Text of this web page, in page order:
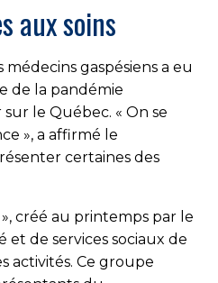
aux soins
médecins gaspésiens a eu
de la pandémie
le Québec. « On se
», a affirmé le
certaines des
», créé au printemps par le
de services sociaux de
activités. Ce groupe